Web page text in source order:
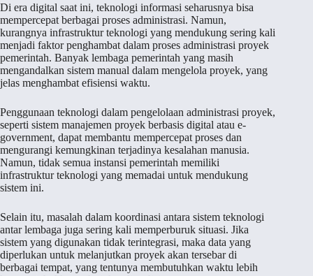
Di era digital saat ini, teknologi informasi seharusnya bisa
mempercepat berbagai proses administrasi. Namun,
kurangnya infrastruktur teknologi yang mendukung sering kali
menjadi faktor penghambat dalam proses administrasi proyek
pemerintah. Banyak lembaga pemerintah yang masih
mengandalkan sistem manual dalam mengelola proyek, yang
jelas menghambat efisiensi waktu.
Penggunaan teknologi dalam pengelolaan administrasi proyek,
seperti sistem manajemen proyek berbasis digital atau e-
government, dapat membantu mempercepat proses dan
mengurangi kemungkinan terjadinya kesalahan manusia.
Namun, tidak semua instansi pemerintah memiliki
infrastruktur teknologi yang memadai untuk mendukung
sistem ini.
Selain itu, masalah dalam koordinasi antara sistem teknologi
antar lembaga juga sering kali memperburuk situasi. Jika
sistem yang digunakan tidak terintegrasi, maka data yang
diperlukan untuk melanjutkan proyek akan tersebar di
berbagai tempat, yang tentunya membutuhkan waktu lebih